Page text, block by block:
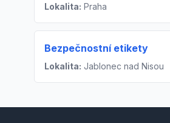
Lokalita: Praha
Bezpečnostní etikety
Lokalita: Jablonec nad Nisou